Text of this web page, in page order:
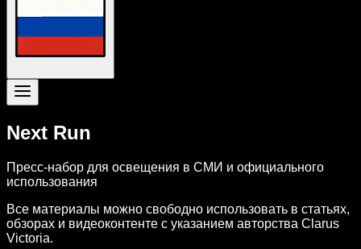
Next Run
Пресс-набор для освещения в СМИ и официального
использования
Все материалы можно свободно использовать в статьях,
обзорах и видеоконтенте с указанием авторства Clarus
Victoria.